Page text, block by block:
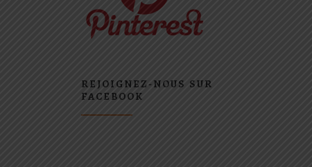
REJOIGNEZ-NOUS SUR
FACEBOOK